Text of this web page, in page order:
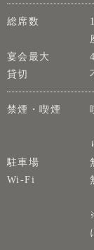
総席数
宴会最大
貸切
禁煙・喫煙
駐車場
Wi-Fi